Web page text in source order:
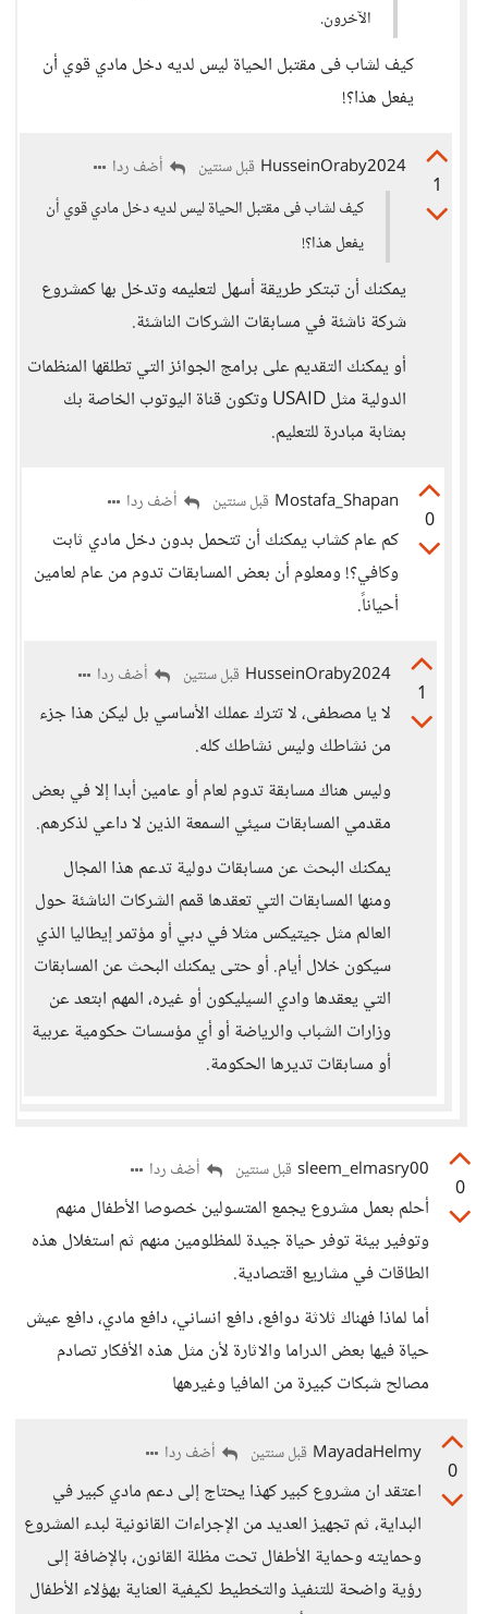
الآخرون.
كيف لشاب فى مقتبل الحياة ليس لديه دخل مادي قوي أن
يفعل هذا؟!
1
HusseinOraby2024 قبل سنتين
أضف ردا
كيف لشاب فى مقتبل الحياة ليس لديه دخل مادي قوي أن
يفعل هذا؟!
يمكنك أن تبتكر طريقة أسهل لتعليمه وتدخل بها كمشروع
شركة ناشئة في مسابقات الشركات الناشئة.
أو يمكنك التقديم على برامج الجوائز التي تطلقها المنظمات
الدولية مثل USAID وتكون قناة اليوتوب الخاصة بك
بمثابة مبادرة للتعليم.
0
Mostafa_Shapan قبل سنتين أضف ردا
كم عام كشاب يمكنك أن تتحمل بدون دخل مادي ثابت
وكافي؟! ومعلوم أن بعض المسابقات تدوم من عام لعامين
أحياناً.
1
HusseinOraby2024 قبل سنتين أضف ردا
لا يا مصطفى، لا تترك عملك الأساسي بل ليكن هذا جزء
من نشاطك وليس نشاطك كله.
وليس هناك مسابقة تدوم لعام أو عامين أبدا إلا في بعض
مقدمي المسابقات سيئي السمعة الذين لا داعي لذكرهم.
يمكنك البحث عن مسابقات دولية تدعم هذا المجال
ومنها المسابقات التي تعقدها قمم الشركات الناشئة حول
العالم مثل جيتيكس مثلا في دبي أو مؤتمر إيطاليا الذي
سيكون خلال أيام. أو حتى يمكنك البحث عن المسابقات
التي يعقدها وادي السيليكون أو غيره، المهم ابتعد عن
وزارات الشباب والرياضة أو أي مؤسسات حكومية عربية
أو مسابقات تديرها الحكومة.
0
sleem_elmasry00 قبل سنتين أضف ردا
أحلم بعمل مشروع يجمع المتسولين خصوصا الأطفال منهم
وتوفير بيئة توفر حياة جيدة للمظلومين منهم ثم استغلال هذه
الطاقات في مشاريع اقتصادية.
أما لماذا فهناك ثلاثة دوافع، دافع انساني، دافع مادي، دافع عيش
حياة فيها بعض الدراما والاثارة لأن مثل هذه الأفكار تصادم
مصالح شبكات كبيرة من المافيا وغيرهها
0
MayadaHelmy قبل سنتين أضف ردا
اعتقد ان مشروع كبير كهذا يحتاج إلى دعم مادي كبير في
البداية، ثم تجهيز العديد من الإجراءات القانونية لبدء المشروع
وحمايته وحماية الأطفال تحت مظلة القانون، بالإضافة إلى
رؤية واضحة للتنفيذ والتخطيط لكيفية العناية بهؤلاء الأطفال